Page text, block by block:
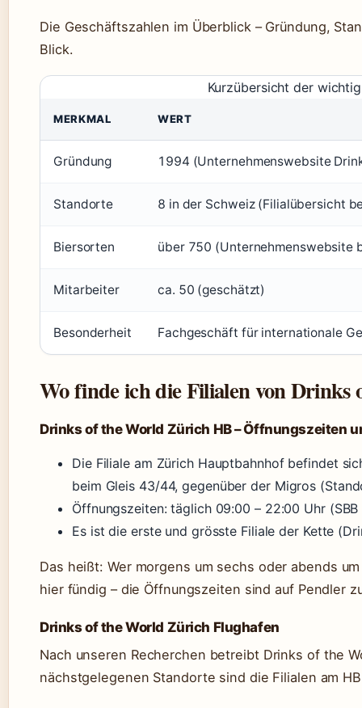
Die Geschäftszahlen im Überblick – Gründung,
Blick.
Kurzübersicht der
MERKMAL WERT
Gründung 1994 (Unternehmenswebsite
Standorte 8 in der Schweiz (Filialübersicht
Biersorten über 750 (Unternehmenswebsite
Mitarbeiter ca. 50 (geschätzt)
Besonderheit Fachgeschäft für internationale
Wo finde ich die Filialen von Drinks
Drinks of the World Zürich HB – Öffnungszeiten
Die Filiale am Zürich Hauptbahnhof befindet
beim Gleis 43/44, gegenüber der Migros
Öffnungszeiten: täglich 09:00 – 22:00 Uhr
Es ist die erste und grösste Filiale der Kette
Das heißt: Wer morgens um sechs oder abends
hier fündig – die Öffnungszeiten sind auf Pendler
Drinks of the World Zürich Flughafen
Nach unseren Recherchen betreibt Drinks of the
nächstgelegenen Standorte sind die Filialen am